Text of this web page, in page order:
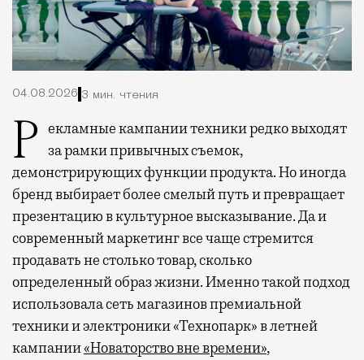
04.08.2026 3 мин. чтения
Рекламные кампании техники редко выходят
за рамки привычных съемок,
демонстрирующих функции продукта. Но иногда
бренд выбирает более смелый путь и превращает
презентацию в культурное высказывание. Да и
современный маркетинг все чаще стремится
продавать не столько товар, сколько
определенный образ жизни. Именно такой подход
использовала сеть магазинов премиальной
техники и электроники «Технопарк» в летней
кампании«Новаторство вне времени»,